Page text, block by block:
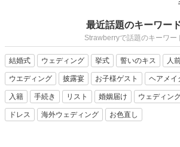
最近話題のキーワー
Strawberryで話題のキーワー
結婚式 ウェディング 挙式 誓いのキス 人
ウエディング 披露宴 お子様ゲスト ヘアメイ
入籍 手続き リスト 婚姻届け ウェディン
ドレス 海外ウェディング お色直し